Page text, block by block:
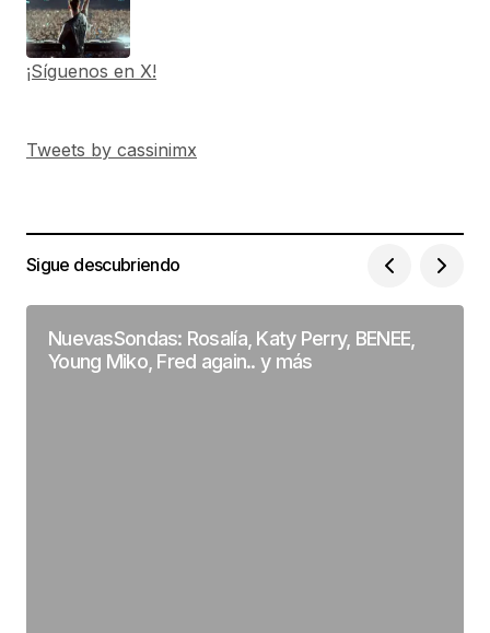
¡Síguenos en X!
Tweets by cassinimx
Sigue descubriendo
NuevasSondas: Rosalía, Katy Perry, BENEE,
Young Miko, Fred again.. y más